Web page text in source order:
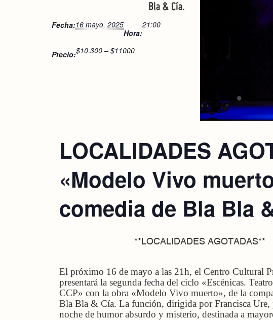
Bla & Cía.
Fecha:16 mayo, 2025
Hora:
21:00
Precio:$10.300 – $11000
LOCALIDADES
«Modelo Vivo
comedia de Bla Bla
**LOCALIDADES AGOTADAS**
El próximo 16 de mayo a las 21h, el Centro Cultural
presentará la segunda fecha del ciclo «Escénicas.
CCP» con la obra «Modelo Vivo muerto», de la
Bla Bla & Cía. La función, dirigida por Francisca Ure,
noche de humor absurdo y misterio, destinada a